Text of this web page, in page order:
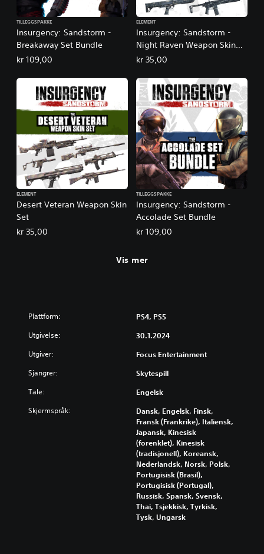
Insurgency: Sandstorm -
Breakaway Set Bundle
TILLEGGSPAKKE
kr 109,00
Insurgency: Sandstorm -
Night Raven Weapon Skin
Set
ELEMENT
kr 35,00
Desert Veteran Weapon Skin
Set
ELEMENT
kr 35,00
Insurgency: Sandstorm -
Accolade Set Bundle
TILLEGGSPAKKE
kr 109,00
Vis mer
Plattform: PS4, PS5
Utgivelse: 30.1.2024
Utgiver: Focus Entertainment
Sjangrer: Skytespill
Tale: Engelsk
Skjermspråk:
Dansk, Engelsk, Finsk,
Fransk (Frankrike), Italiensk,
Japansk, Kinesisk
(forenklet), Kinesisk
(tradisjonell), Koreansk,
Nederlandsk, Norsk, Polsk,
Portugisisk (Brasil),
Portugisisk (Portugal),
Russisk, Spansk, Svensk,
Thai, Tsjekkisk, Tyrkisk,
Tysk, Ungarsk